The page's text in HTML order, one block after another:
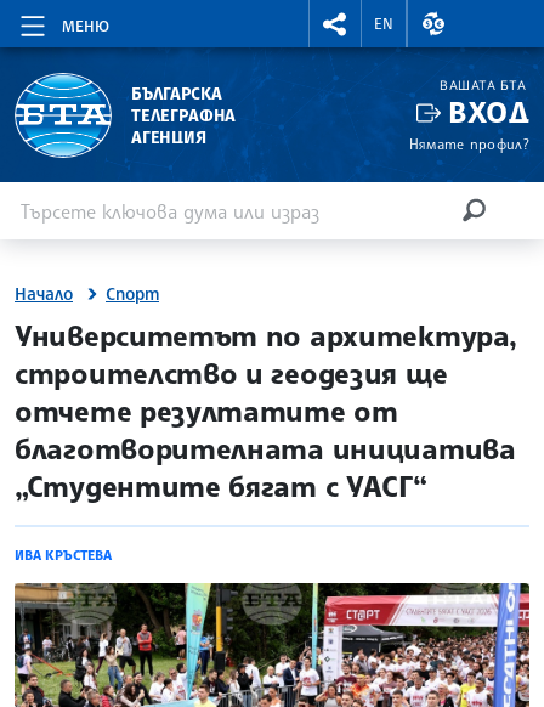
МЕНЮ
RIGHTMENU.SOCIAL
EN
ВАЛУТНИ
БЪЛГАРСКА
ТЕЛЕГРАФНА
АГЕНЦИЯ
ВАШАТА БТА
ВХОД
Нямате профил?
Начало Спорт
site.bta
Университетът по архитектура,
строителство и геодезия ще
отчете резултатите от
благотворителната инициатива
„Студентите бягат с УАСГ“
ИВА КРЪСТЕВА